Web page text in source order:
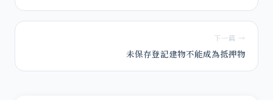
下一篇 →
未保存登記建物不能成為抵押物